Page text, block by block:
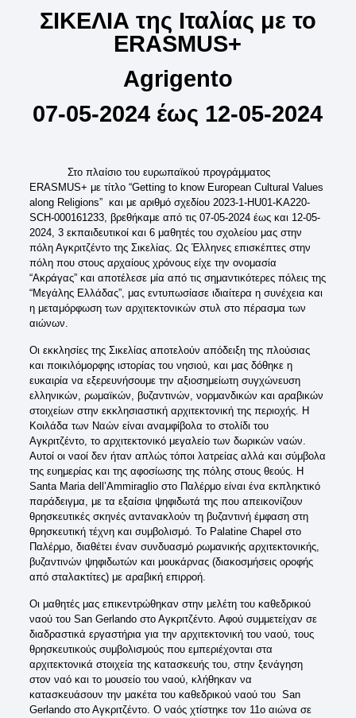
ΣΙΚΕΛΙΑ της Ιταλίας με το
ERASMUS+
Agrigento
07-05-2024 έως 12-05-2024
Στο πλαίσιο του ευρωπαϊκού προγράμματος
ERASMUS+ με τίτλο “Getting to know European Cultural Values
along Religions” και με αριθμό σχεδίου 2023-1-HU01-KA220-
SCH-000161233, βρεθήκαμε από τις 07-05-2024 έως και 12-05-
2024, 3 εκπαιδευτικοί και 6 μαθητές του σχολείου μας στην
πόλη Αγκριτζέντο της Σικελίας. Ως Έλληνες επισκέπτες στην
πόλη που στους αρχαίους χρόνους είχε την ονομασία
“Ακράγας” και αποτέλεσε μία από τις σημαντικότερες πόλεις της
“Μεγάλης Ελλάδας”, μας εντυπωσίασε ιδιαίτερα η συνέχεια και
η μεταμόρφωση των αρχιτεκτονικών στυλ στο πέρασμα των
αιώνων.
Οι εκκλησίες της Σικελίας αποτελούν απόδειξη της πλούσιας
και ποικιλόμορφης ιστορίας του νησιού, και μας δόθηκε η
ευκαιρία να εξερευνήσουμε την αξιοσημείωτη συγχώνευση
ελληνικών, ρωμαϊκών, βυζαντινών, νορμανδικών και αραβικών
στοιχείων στην εκκλησιαστική αρχιτεκτονική της περιοχής. Η
Κοιλάδα των Ναών είναι αναμφίβολα το στολίδι του
Αγκριτζέντο, το αρχιτεκτονικό μεγαλείο των δωρικών ναών.
Αυτοί οι ναοί δεν ήταν απλώς τόποι λατρείας αλλά και σύμβολα
της ευημερίας και της αφοσίωσης της πόλης στους θεούς. Η
Santa Maria dell’Ammiraglio στο Παλέρμο είναι ένα εκπληκτικό
παράδειγμα, με τα εξαίσια ψηφιδωτά της που απεικονίζουν
θρησκευτικές σκηνές αντανακλούν τη βυζαντινή έμφαση στη
θρησκευτική τέχνη και συμβολισμό. Το Palatine Chapel στο
Παλέρμο, διαθέτει έναν συνδυασμό ρωμανικής αρχιτεκτονικής,
βυζαντινών ψηφιδωτών και μουκάρνας (διακοσμήσεις οροφής
από σταλακτίτες) με αραβική επιρροή.
Οι μαθητές μας επικεντρώθηκαν στην μελέτη του καθεδρικού
ναού του San Gerlando στο Αγκριτζέντο. Αφού συμμετείχαν σε
διαδραστικά εργαστήρια για την αρχιτεκτονική του ναού, τους
θρησκευτικούς συμβολισμούς που εμπεριέχονται στα
αρχιτεκτονικά στοιχεία της κατασκευής του, στην ξενάγηση
στον ναό και το μουσείο του ναού, κλήθηκαν να
κατασκευάσουν την μακέτα του καθεδρικού ναού του San
Gerlando στο Αγκριτζέντο. Ο ναός χτίστηκε τον 11ο αιώνα σε